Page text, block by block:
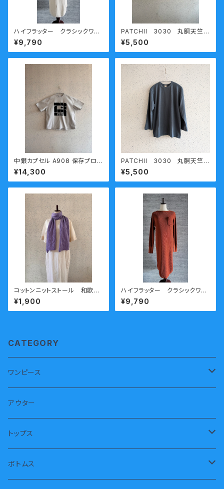
ハイフラッター クラシックワッ
フルワンピース キナリ
¥9,790
PATCHII 3030 丸胴天竺七
分袖Ｔシャツ ホワイト XXL 熟
成コットン 今城メリヤス
¥5,500
中銀カプセル A908 保存プロ
ジェクトTシャツ 和歌山近代
美術館 和歌山ニット ジャカ
ート編み 送料無料
¥14,300
PATCHII 3030 丸胴天竺七
分袖Ｔシャツ スチールブルー
XXL 熟成コットン 今城メリヤ
ス
¥5,500
コットンニットストール 和歌山
ニット 日本製 kirippa 青
海波（せいがいは）パープル 送
料無料
¥1,900
ハイフラッター クラシックワッ
フルワンピース エンジ
¥9,790
CATEGORY
ワンピース
半袖
長袖
ノースリーブ
アウター
トップス
トレーナー
ボトムス